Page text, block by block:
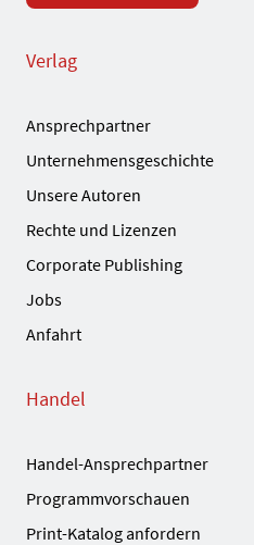
Verlag
Ansprechpartner
Unternehmensgeschichte
Unsere Autoren
Rechte und Lizenzen
Corporate Publishing
Jobs
Anfahrt
Handel
Handel-Ansprechpartner
Programmvorschauen
Print-Katalog anfordern